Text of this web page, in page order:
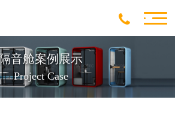
隔音舱案例展示
Project Case